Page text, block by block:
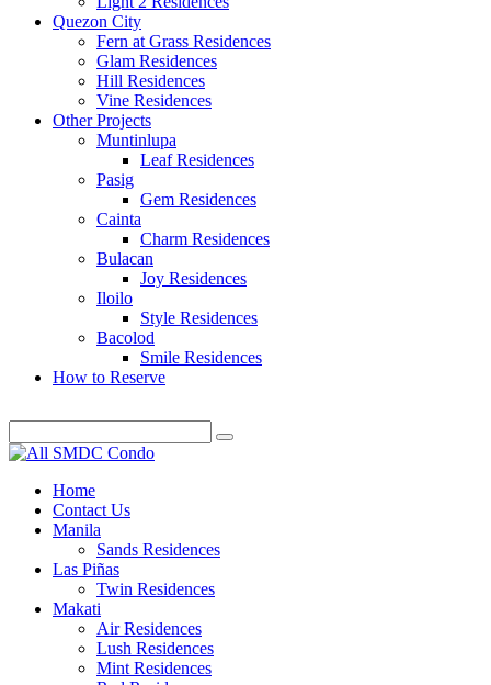
Quezon City
Fern at Grass Residences
Glam Residences
Hill Residences
Vine Residences
Other Projects
Muntinlupa
Leaf Residences
Pasig
Gem Residences
Cainta
Charm Residences
Bulacan
Joy Residences
Iloilo
Style Residences
Bacolod
Smile Residences
How to Reserve
Home
Contact Us
Manila
Sands Residences
Las Piñas
Twin Residences
Makati
Air Residences
Lush Residences
Mint Residences